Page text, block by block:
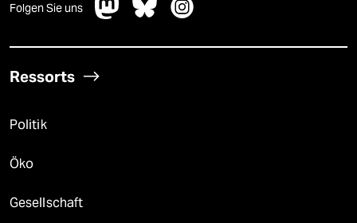
Folgen Sie uns
Ressorts
Politik
Öko
Gesellschaft